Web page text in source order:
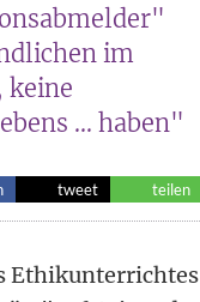
im
keine
... haben"
tweet teilen
Ethikunterrichtes